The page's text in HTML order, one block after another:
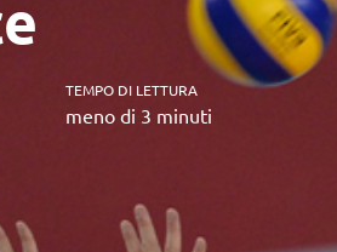
TEMPO DI LETTURA
meno di 3 minuti